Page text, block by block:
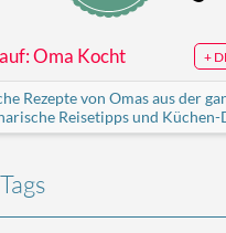
Oma Kocht +
Rezepte von Omas aus der
Reisetipps und Küchen-